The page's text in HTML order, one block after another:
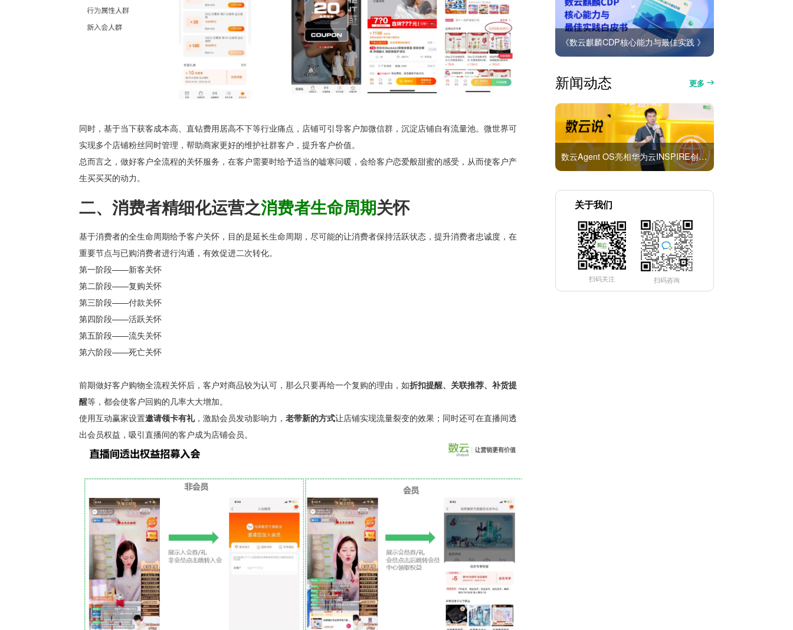
同时，基于当下获客成本高、直钻费用居高不下等行业痛点 ，店铺可引导客户加微信群 ，沉淀店铺自有流量池。微世界可
实现多个店铺粉丝同时管理，帮助商家更好的维护社群客户，提升客户价值。
总而言之，做好客户全流程的关怀服务，在客户需要时给予适当的嘘寒问暖，会给客户恋爱般甜蜜的感受，从而使客户产
生买买买的动力。
二、消费者精细化运营之消费者生命周期关怀
基于消费者的全生命周期给予客户关怀，目的是延长生命周期，尽可能的让消费者保持活跃状态，提升消费者忠诚度 ，在
重要节点与已购消费者进行沟通，有效促进二次转化。
第一阶段——新客关怀
第二阶段——复购关怀
第三阶段——付款关怀
第四阶段——活跃关怀
第五阶段——流失关怀
第六阶段——死亡关怀
前期做好客户购物全流程关怀后，客户对商品较为认可，那么只要再给一个复购的理由，如折扣提醒、关联推荐、补货提
醒等，都会使客户回购的几率大大增加。
使用互动赢家设置邀请领卡有礼，激励会员发动影响力，老带新的方式让店铺实现流量裂变的效果；同时还可在直播间透
出会员权益 ，吸引直播间的客户成为店铺会员。
《数云麒麟CDP核心能力与最佳实践 》
新闻动态 更多
数云Agent OS亮相华为云INSPIRE创想者大会：以AI重构消费者运营与零售营销新范式
关于我们
扫码关注 扫码咨询